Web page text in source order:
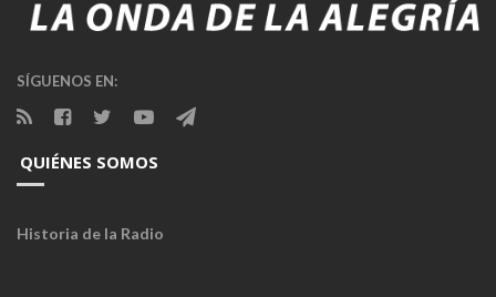
SÍGUENOS EN:
QUIÉNES SOMOS
Historia de la Radio